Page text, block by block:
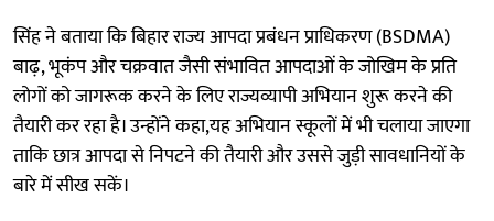
सिंह ने बताया कि बिहार राज्य आपदा प्रबंधन प्राधिकरण (BSDMA)
बाढ़, भूकंप और चक्रवात जैसी संभावित आपदाओं के जोखिम के प्रति
लोगों को जागरूक करने के लिए राज्यव्यापी अभियान शुरू करने की
तैयारी कर रहा है। उन्होंने कहा,यह अभियान स्कूलों में भी चलाया जाएगा
ताकि छात्र आपदा से निपटने की तैयारी और उससे जुड़ी सावधानियों के
बारे में सीख सकें।